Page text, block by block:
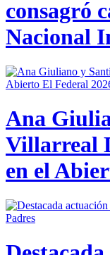
consagró
Nacional
Ana
Villarreal
en el